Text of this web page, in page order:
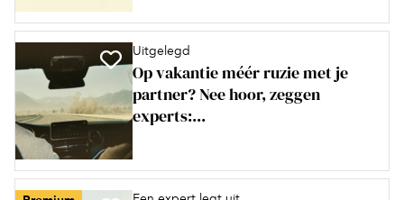
Uitgelegd
Op vakantie méér ruzie met je
partner? Nee hoor, zeggen
experts:...